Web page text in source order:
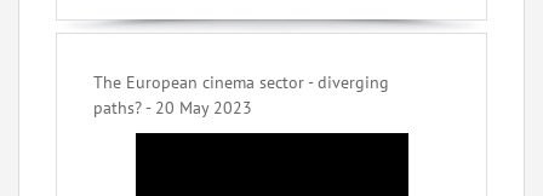
The European cinema sector - diverging
paths? - 20 May 2023